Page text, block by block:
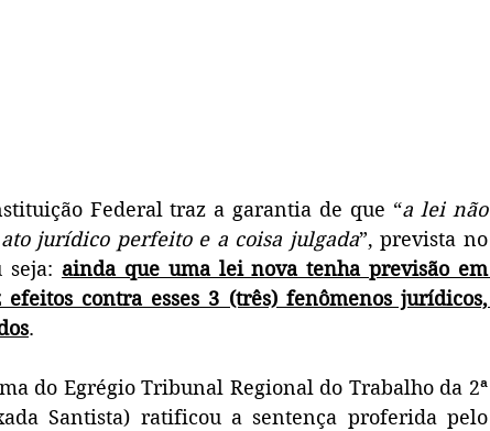
Federal traz a garantia de que “a lei não
jurídico perfeito e a coisa julgada”, prevista no
seja: ainda que uma lei nova tenha previsão em
contra esses 3 (três) fenômenos jurídicos,
.
do Egrégio Tribunal Regional do Trabalho da 2ª
Santista) ratificou a sentença proferida pelo